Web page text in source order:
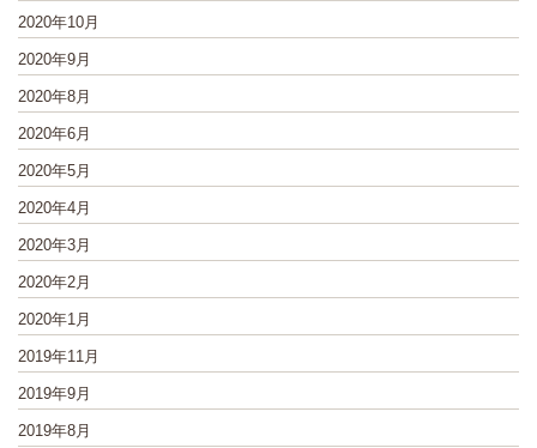
2020年10月
2020年9月
2020年8月
2020年6月
2020年5月
2020年4月
2020年3月
2020年2月
2020年1月
2019年11月
2019年9月
2019年8月